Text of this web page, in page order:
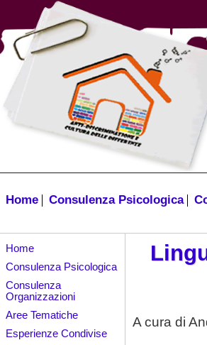
Home Consulenza Psicologica
Home
Consulenza Psicologica
Consulenza
Organizzazioni
Aree Tematiche
Esperienze Condivise
A cura di